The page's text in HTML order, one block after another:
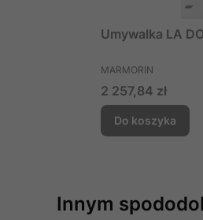
Umywalka LA
PRODUCENT
MARMORIN
Cena
2 257,84 zł
Do koszyka
Innym